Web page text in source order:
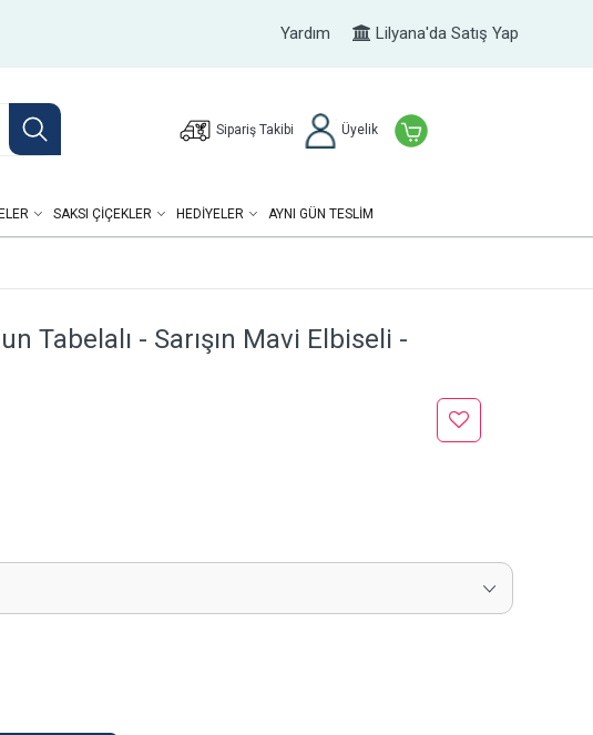
Yardım Lilyana'da Satış Yap
Sipariş Takibi Üyelik
SAKSI ÇIÇEKLER HEDIYELER AYNI GÜN TESLİM
Tabelalı - Sarışın Mavi Elbiseli -